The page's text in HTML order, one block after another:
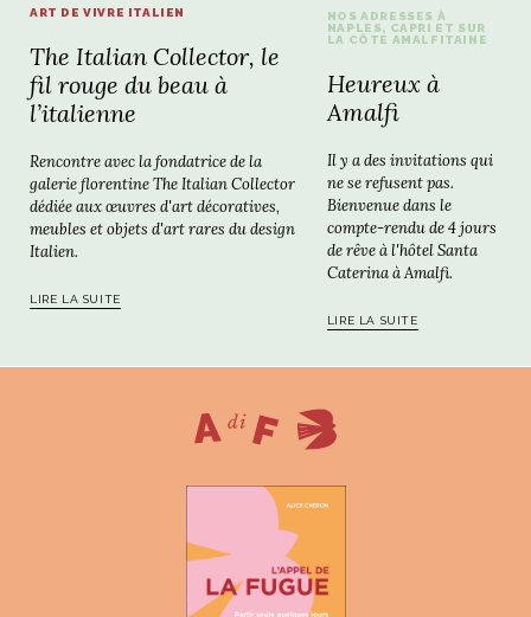
ART DE VIVRE ITALIEN
The Italian Collector, le
fil rouge du beau à
l’italienne
Rencontre avec la fondatrice de la
galerie florentine The Italian Collector
dédiée aux œuvres d'art décoratives,
meubles et objets d'art rares du design
Italien.
LIRE LA SUITE
NOS ADRESSES À
NAPLES, CAPRI ET SUR
LA CÔTE AMALFITAINE
Heureux à
Amalfi
Il y a des invitations qui
ne se refusent pas.
Bienvenue dans le
compte-rendu de 4 jours
de rêve à l'hôtel Santa
Caterina à Amalfi.
LIRE LA SUITE